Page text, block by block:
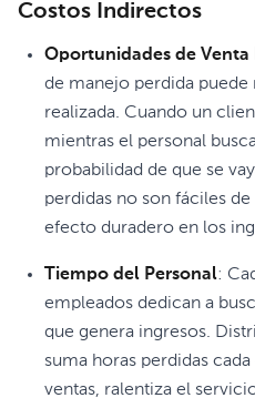
Costos Indirectos
Oportunidades de Venta
de manejo perdida puede
realizada. Cuando un
mientras el personal
probabilidad de que se
perdidas no son fáciles
efecto duradero en los
Tiempo del Personal:
empleados dedican a
que genera ingresos.
suma horas perdidas
ventas, ralentiza el